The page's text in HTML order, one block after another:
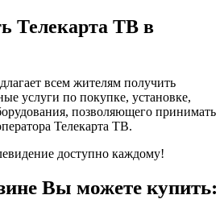
Телекарта ТВ в
всем жителям получить
услуги по покупке, установке,
позволяющего принимать
Телекарта ТВ.
доступно каждому!
Вы можете купить: